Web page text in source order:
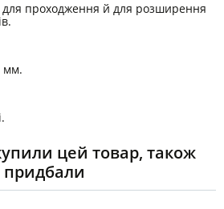
для проходження й для розширення
мм.
цей товар, також
придбали